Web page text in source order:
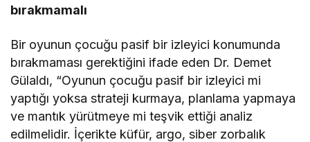
bırakmamalı
Bir oyunun çocuğu pasif bir izleyici konumunda
bırakmaması gerektiğini ifade eden Dr. Demet
Gülaldı, “Oyunun çocuğu pasif bir izleyici mi
yaptığı yoksa strateji kurmaya, planlama yapmaya
ve mantık yürütmeye mi teşvik ettiği analiz
edilmelidir. İçerikte küfür, argo, siber zorbalık